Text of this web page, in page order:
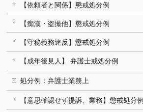
【依頼者と関係】懲戒処分例
【痴漢・盗撮他】懲戒処分例
【守秘義務違反】懲戒処分例
【成年後見人】 弁護士戒処分例
処分例：弁護士業務上
【意思確認せず提訴、業務】懲戒処分例